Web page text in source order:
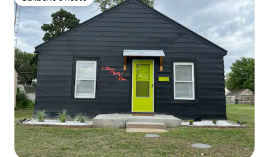
Oblíbené u hostů